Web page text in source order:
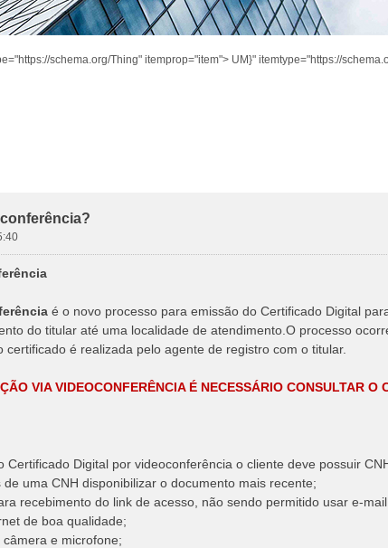
schema.org/Thing" itemprop="item"> UM}" itemtype="https://
é o novo processo para emissão do Certificado Digital
do titular até uma localidade de atendimento.O processo
é realizada pelo agente de registro com o titular.
VIA VIDEOCONFERÊNCIA É NECESSÁRIO CONSULTAR O
Certificado Digital por videoconferência o cliente deve possuir
de uma CNH disponibilizar o documento mais recente;
recebimento do link de acesso, não sendo permitido usar e-
de boa qualidade;
e microfone;